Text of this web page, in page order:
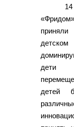
детском
дети
детей